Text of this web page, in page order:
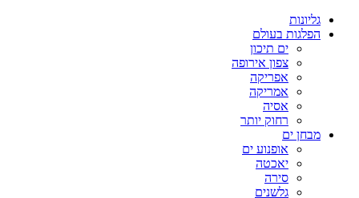
גליונות
הפלגות בעולם
ים תיכון
צפון אירופה
אפריקה
אמריקה
אסיה
רחוק יותר
מבחן ים
אופנוע ים
יאכטה
סירה
גלשנים